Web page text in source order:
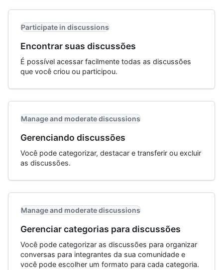
Participate in discussions
Encontrar suas discussões
É possível acessar facilmente todas as discussões
que você criou ou participou.
Manage and moderate discussions
Gerenciando discussões
Você pode categorizar, destacar e transferir ou excluir
as discussões.
Manage and moderate discussions
Gerenciar categorias para discussões
Você pode categorizar as discussões para organizar
conversas para integrantes da sua comunidade e
você pode escolher um formato para cada categoria.